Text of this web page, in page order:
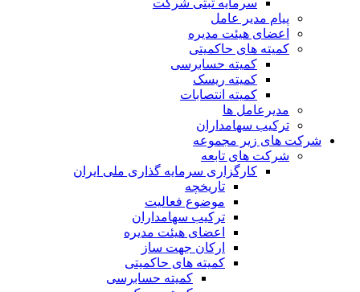
پیام مدیر عامل
اعضای هیئت مدیره
کمیته های حاکمیتی
کمیته حسابرسی
کمیته ریسک
کمیته انتصابات
مدیرعامل ها
ترکیب سهامداران
شرکت های زیر مجموعه
شرکت های تابعه
کارگزاری سرمایه گذاری ملی ایران
تاریخچه
موضوع فعالیت
ترکیب سهامداران
اعضای هیئت مدیره
ارکان جهت ساز
کمیته های حاکمیتی
کمیته حسابرسی